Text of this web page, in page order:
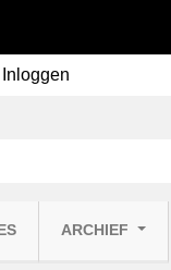
Inloggen
ARCHIEF